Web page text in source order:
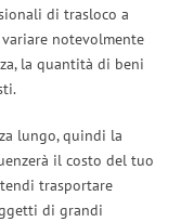
di trasloco a
notevolmente
la quantità di beni
lungo, quindi la
il costo del tuo
trasportare
di grandi